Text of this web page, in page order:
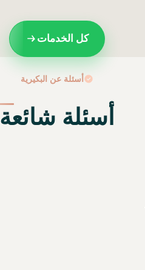
كل الخدمات
أسئلة عن البكيرية
أسئلة شائعة